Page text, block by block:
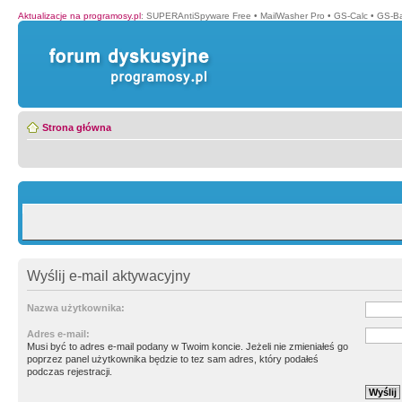
Aktualizacje na programosy.pl: SUPERAntiSpyware Free • MailWasher Pro • GS-Calc • GS-
Strona główna
Wyślij e-mail aktywacyjny
Nazwa użytkownika:
Adres e-mail:
Musi być to adres e-mail podany w Twoim koncie. Jeżeli nie zmieniałeś go
poprzez panel użytkownika będzie to tez sam adres, który podałeś
podczas rejestracji.